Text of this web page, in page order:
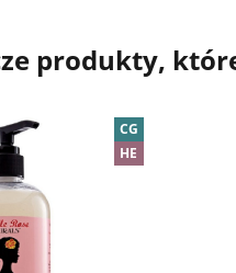
produkty,
CG
HE